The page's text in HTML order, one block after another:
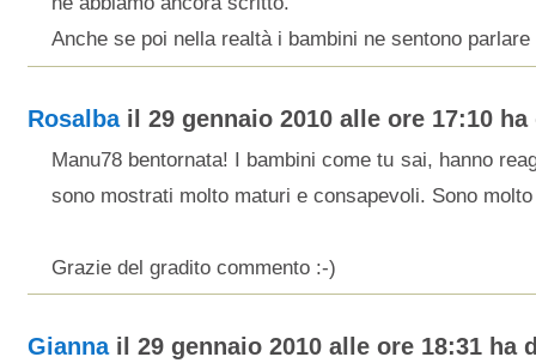
Anche se poi nella realtà i bambini ne sentono
Rosalbail 29 gennaio 2010 alle ore 17:10 ha
Manu78 bentornata! I bambini come tu sai, hanno
sono mostrati molto maturi e consapevoli. Sono
Grazie del gradito commento :-)
Giannail 29 gennaio 2010 alle ore 18:31 ha